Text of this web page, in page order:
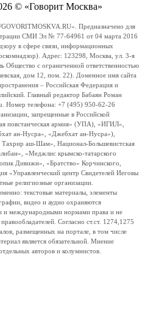
© «Говорит Москва»
Предназначено для
СМИ Эл № 77-64961 от 04 марта 2016
в сфере связи, информационных
Адрес: 123298, Москва, ул. 3-я
с ограниченной ответственностью
дом 12, пом. 22). Доменное имя сайта
– Российская Федерация и
Главный редактор Бабаян Роман
Номер телефона: +7 (495) 950-62-26
запрещенные в Российской
повстанческая армия» (УПА), «ИГИЛ»,
ан-Нусра», «Джебхат ан-Нусра»),
Тахрир аш-Шам», Национал-Большевистская
«Меджлис крымско-татарского
Дивижн», «Братство» Корчинского,
«Управленческий центр Свидетелей Иеговы
религиозные организации.
текстовые материалы, элементы
видео и аудио охраняются
и международными нормами права и не
Согласно ст.ст. 1274,1275
размещенных на портале, в том числе
является обязательной. Мнение
авторов и колумнистов.